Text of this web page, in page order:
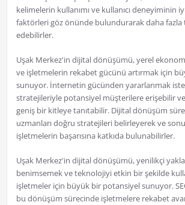
kelimelerin kullanımı ve kullanıcı deneyiminin
faktörleri göz önünde bulundurarak daha fazla
edebilirler.
Uşak Merkez'in dijital dönüşümü, yerel
ve işletmelerin rekabet gücünü artırmak için
sunuyor. İnternetin gücünden yararlanmak
stratejileriyle potansiyel müşterilere erişebilir ve
geniş bir kitleye tanıtabilir. Dijital dönüşüm
uzmanları doğru stratejileri belirleyerek ve
işletmelerin başarısına katkıda bulunabilirler.
Uşak Merkez'in dijital dönüşümü, yenilikçi
benimsemek ve teknolojiyi etkin bir şekilde
işletmeler için büyük bir potansiyel sunuyor.
bu dönüşüm sürecinde işletmelere rekabet